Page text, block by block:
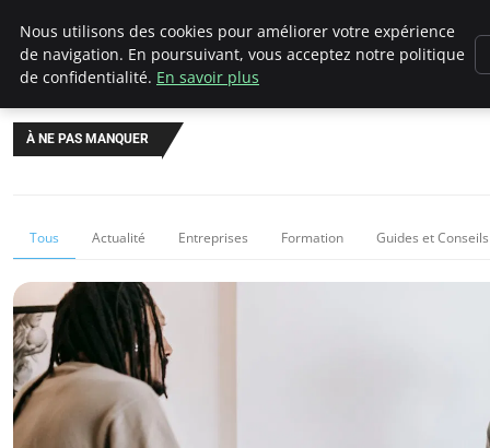
Chasseur De Tête
À NE PAS MANQUER
Tous Actualité Entreprises Formation Guides et Conseils
Nous utilisons des cookies pour améliorer votre expérience
de navigation. En poursuivant, vous acceptez notre politique
de confidentialité. En savoir plus